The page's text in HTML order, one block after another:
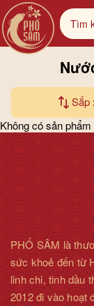
Sắp
Không có sản
PHỐ SÂM là
sức khoẻ đến từ
linh chi, tinh dầu
2012 đi vào hoạt